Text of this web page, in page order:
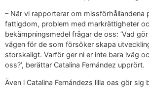
– När vi rapporterar om missförhållandena
fattigdom, problem med markrättigheter
bekämpningsmedel frågar de oss: ‘Vad
vägen för de som försöker skapa
storskaligt. Varför ger ni er inte bara iväg
oss?’, berättar Catalina Fernández upprört.
Även i Catalina Fernándezs lilla oas gör sig